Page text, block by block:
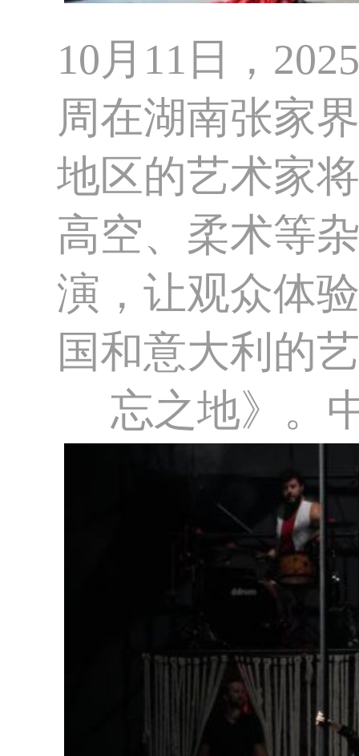
10月11日，
周在湖南张家
地区的艺术家
高空、柔术等
演，让观众体
国和意大利的
忘之地》。